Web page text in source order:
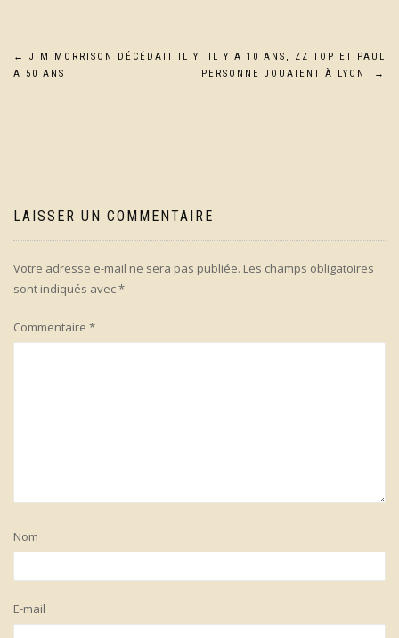
Navigation
←
JIM MORRISON DÉCÉDAIT IL Y
A 50 ANS
IL Y A 10 ANS, ZZ TOP ET PAUL
PERSONNE JOUAIENT À LYON
→
LAISSER UN COMMENTAIRE
Votre adresse e-mail ne sera pas publiée. Les champs obligatoires
sont indiqués avec*
Commentaire *
Nom
E-mail